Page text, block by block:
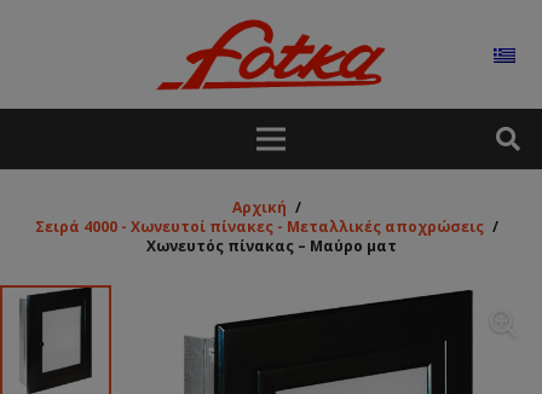
Αρχική /
Σειρά 4000 - Χωνευτοί πίνακες - Μεταλλικές αποχρώσεις /
Χωνευτός πίνακας – Μαύρο ματ